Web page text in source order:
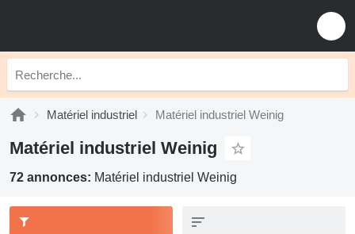
Matériel industriel Matériel industriel Weinig
Matériel industriel Weinig
72 annonces: Matériel industriel Weinig